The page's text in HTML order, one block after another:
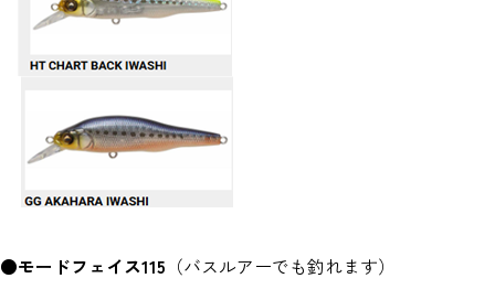
●モードフェイス115 （バスルアーでも釣れます）